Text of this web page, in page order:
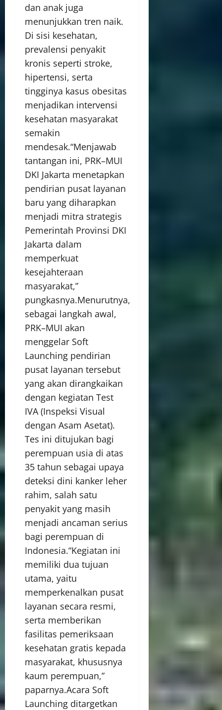
dan anak juga
menunjukkan tren naik.
Di sisi kesehatan,
prevalensi penyakit
kronis seperti stroke,
hipertensi, serta
tingginya kasus obesitas
menjadikan intervensi
kesehatan masyarakat
semakin
mendesak.“Menjawab
tantangan ini, PRK–MUI
DKI Jakarta menetapkan
pendirian pusat layanan
baru yang diharapkan
menjadi mitra strategis
Pemerintah Provinsi DKI
Jakarta dalam
memperkuat
kesejahteraan
masyarakat,”
pungkasnya.Menurutnya,
sebagai langkah awal,
PRK–MUI akan
menggelar Soft
Launching pendirian
pusat layanan tersebut
yang akan dirangkaikan
dengan kegiatan Test
IVA (Inspeksi Visual
dengan Asam Asetat).
Tes ini ditujukan bagi
perempuan usia di atas
35 tahun sebagai upaya
deteksi dini kanker leher
rahim, salah satu
penyakit yang masih
menjadi ancaman serius
bagi perempuan di
Indonesia.“Kegiatan ini
memiliki dua tujuan
utama, yaitu
memperkenalkan pusat
layanan secara resmi,
serta memberikan
fasilitas pemeriksaan
kesehatan gratis kepada
masyarakat, khususnya
kaum perempuan,”
paparnya.Acara Soft
Launching ditargetkan